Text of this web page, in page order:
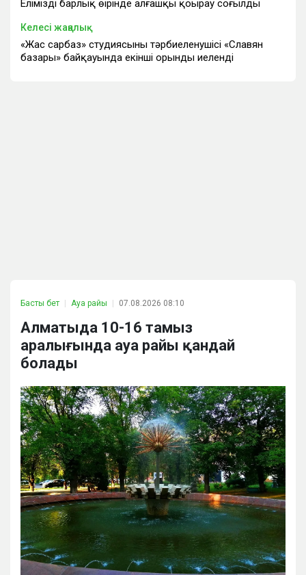
Еліміздің барлық өңірінде алғашқы қоңырау соғылды
Келесі жаңалық
«Жас сарбаз» студиясының тәрбиеленушісі «Славян
базары» байқауында екінші орынды иеленді
Басты бет Ауа райы 07.08.2026 08:10
Алматыда 10-16 тамыз
аралығында ауа райы қандай
болады